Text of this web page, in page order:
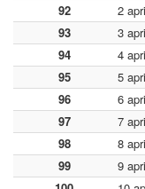
92
2
93
3
94
4
95
5
96
6
97
7
98
8
99
9